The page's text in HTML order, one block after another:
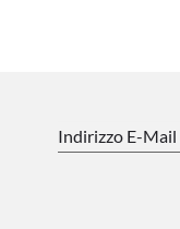
Indirizzo E-Mail